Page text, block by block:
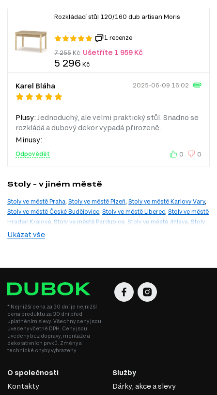
Rozkládací stůl 120/160 dub artisan Moris
1 recenze
7 255 Kč Ušetříte 1 959 Kč
5 296 Kč
Karel Bláha 2025-06-09 16:02
Plusy: Jednoduchý, ale velmi praktický stůl. Snadno se
rozkládá a dubový dekor vypadá přirozeně.
Minusy:
Odpovědět 0 0
Stoly - v jiném městě
Stoly ve městě Praha Stoly ve městě Plzeň Stoly ve městě Karlovy Vary,
Stoly ve městě České Budějovice Stoly ve městě Liberec Stoly ve městě
Hradec Králové Stoly ve městě Pardubice Stoly ve městě Jihlava Stoly
ve městě Brno
Ukázat vše
* Nejnižší cena za 30 dní je nejnižší
cena produktu za 30 dní před
uplatněním slevy. Všechny ceny jsou
uvedeny včetně DPH. Ceny jsou
uvedeny bez dopravy, montáže a
dekorativních prvků. Změny a
technické chyby vyhrazeny.
O společnosti
Kontakty
Služby
Dárky, akce a slevy